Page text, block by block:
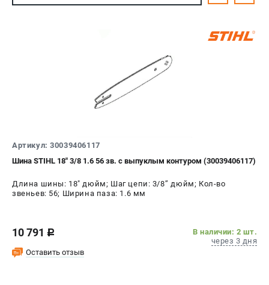
Артикул: 30039406117
Шина STIHL 18" 3/8 1.6 56 зв. с выпуклым контуром (30039406117)
Длина шины: 18" дюйм; Шаг цепи: 3/8’’ дюйм; Кол-во
звеньев: 56; Ширина паза: 1.6 мм
10 791 c
В наличии: 2 шт.
через 3 дня
Оставить отзыв